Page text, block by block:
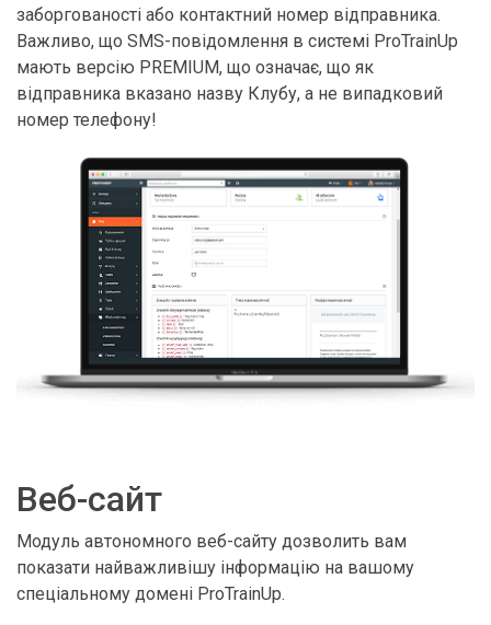
заборгованості або контактний номер відправника.
Важливо, що SMS-повідомлення в системі ProTrainUp
мають версію PREMIUM, що означає, що як
відправника вказано назву Клубу, а не випадковий
номер телефону!
Веб-сайт
Модуль автономного веб-сайту дозволить вам
показати найважливішу інформацію на вашому
спеціальному домені ProTrainUp.